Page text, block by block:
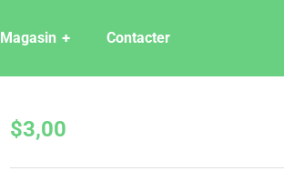
Magasin Contacter
$3,00